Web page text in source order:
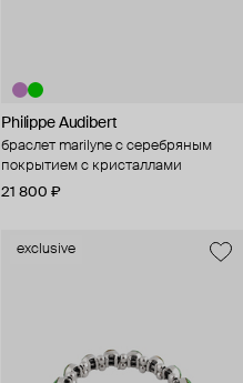
Philippe Audibert
браслет marilyne с серебряным
покрытием с кристаллами
21 800 ₽
exclusive